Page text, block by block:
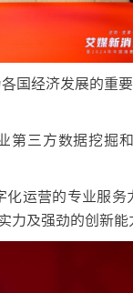
国经济发展的重
第三方数据挖
运营的专业服务
力及强劲的创新能